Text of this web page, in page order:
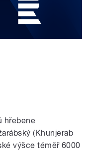
hřebene
(Khunjerab
výšce téměř 6000